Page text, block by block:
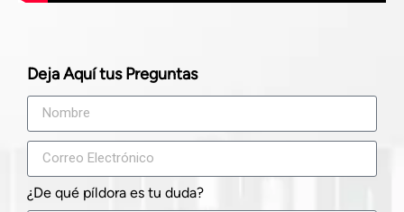
Deja Aquí tus Preguntas
¿De qué píldora es tu duda?